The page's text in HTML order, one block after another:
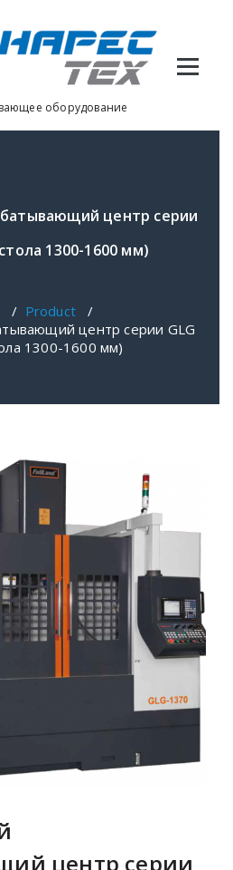
оборудование
центр серии
1300-1600 мм)
/ Product/
центр серии GLG
1300-1600 мм)
центр серии